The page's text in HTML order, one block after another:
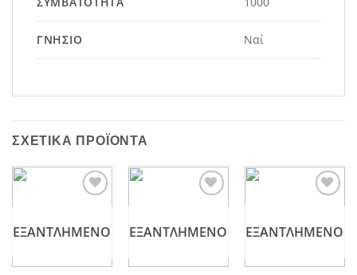
ΓΝΉΣΙΟ Ναί
ΣΧΕΤΙΚΆ ΠΡΟΪΌΝΤΑ
ΕΞΑΝΤΛΗΜΈΝΟ ΕΞΑΝΤΛΗΜΈΝΟ ΕΞΑΝΤΛΗΜΈΝΟ